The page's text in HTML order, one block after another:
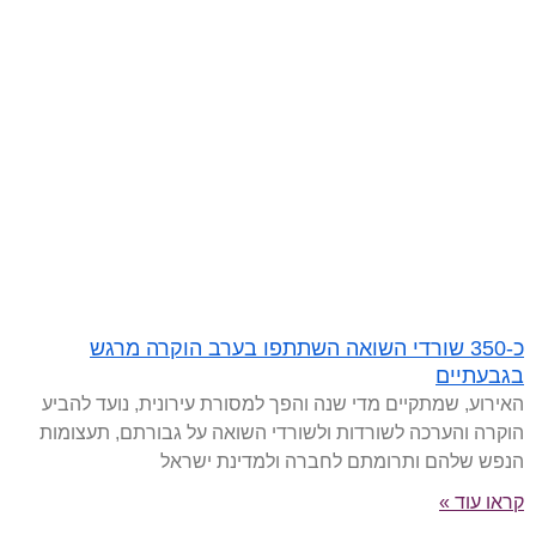
כ-350 שורדי השואה השתתפו בערב הוקרה מרגש
בגבעתיים
האירוע, שמתקיים מדי שנה והפך למסורת עירונית, נועד להביע
הוקרה והערכה לשורדות ולשורדי השואה על גבורתם, תעצומות
הנפש שלהם ותרומתם לחברה ולמדינת ישראל
קראו עוד »